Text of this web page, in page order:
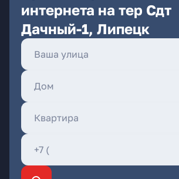
интернета на тер Сдт
Дачный-1, Липецк